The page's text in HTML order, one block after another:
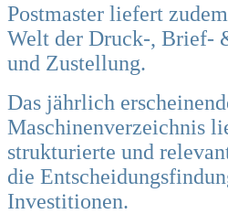
Postmaster liefert
Welt der Druck-, Brief-
und Zustellung.
Das jährlich
Maschinenverzeichnis
strukturierte und
die
Investitionen.